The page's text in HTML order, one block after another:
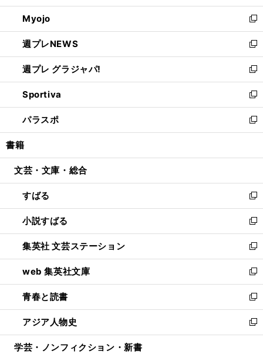
開
く
ウ
で
開
く
ン
ド
ウ
で
開
く
ウ
ィ
ン
ド
ウ
で
開
く
Myojo
新
し
い
ウ
ィ
ン
ド
ウ
で
開
週プレNEWS
新
し
い
ウ
ィ
ン
ド
ウ
開
週プレ グラジャパ!
新
し
い
ウ
ィ
ン
ウ
開
く
Sportiva
新
し
い
ウ
ン
ウ
で
開
く
パラスポ
新
し
ウ
ン
ド
ウ
で
開
く
書籍
文芸・文庫・総合
すばる
新
し
い
ウ
ィ
ン
ド
ウ
で
開
く
小説すばる
新
し
い
ウ
ィ
ン
ド
ウ
で
開
集英社 文芸ステーション
新
し
い
ウ
ィ
ン
ド
ウ
web 集英社文庫
新
し
い
ウ
ィ
ン
青春と読書
新
し
い
ウ
アジア人物史
新
し
学芸・ノンフィクション・新書